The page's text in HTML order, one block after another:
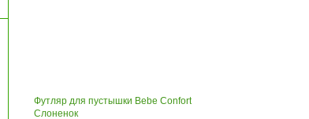
Футляр для пустышки Bebe Confort
Слоненок